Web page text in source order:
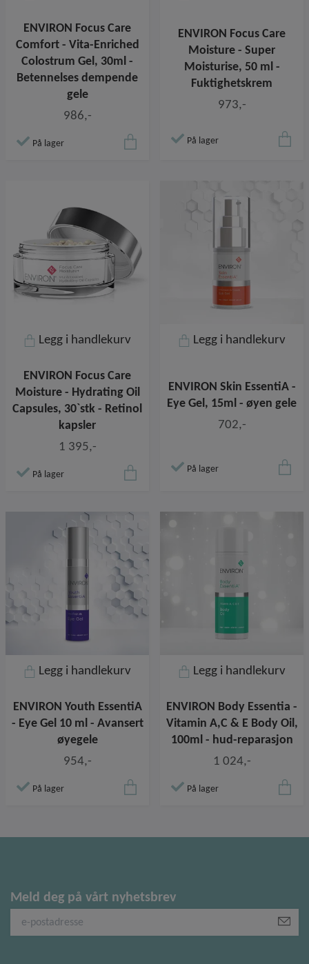
ENVIRON Focus Care
Comfort - Vita-Enriched
Colostrum Gel, 30ml -
Betennelses dempende
gele
986,-
På lager
ENVIRON Focus Care
Moisture - Super
Moisturise, 50 ml -
Fuktighetskrem
973,-
På lager
Legg i handlekurv
ENVIRON Focus Care
Moisture - Hydrating Oil
Capsules, 30`stk - Retinol
kapsler
1 395,-
På lager
Legg i handlekurv
ENVIRON Skin EssentiA -
Eye Gel, 15ml - øyen gele
702,-
På lager
Legg i handlekurv
ENVIRON Youth EssentiA
- Eye Gel 10 ml - Avansert
øyegele
954,-
På lager
Legg i handlekurv
ENVIRON Body Essentia -
Vitamin A,C & E Body Oil,
100ml - hud-reparasjon
1 024,-
På lager
Meld deg på vårt nyhetsbrev